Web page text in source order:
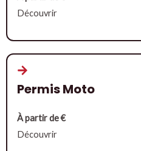
Découvrir
Permis Moto
À partir de €
Découvrir